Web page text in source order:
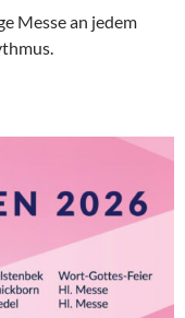
Messe an jedem